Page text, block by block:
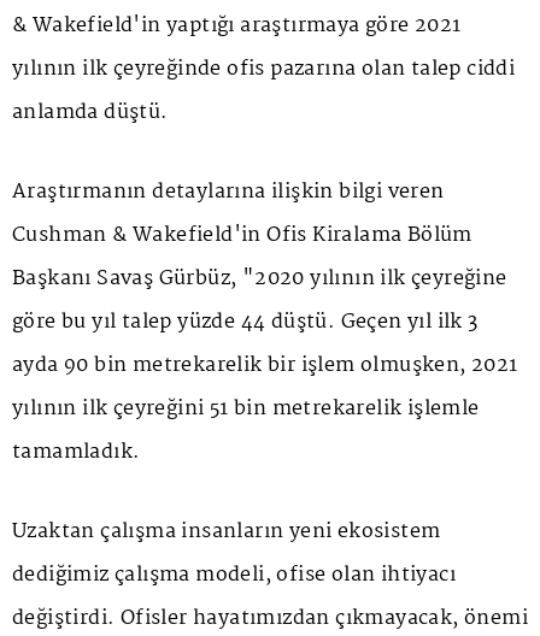
& Wakefield'in yaptığı araştırmaya göre 2021
yılının ilk çeyreğinde ofis pazarına olan talep ciddi
anlamda düştü.
Araştırmanın detaylarına ilişkin bilgi veren
Cushman & Wakefield'in Ofis Kiralama Bölüm
Başkanı Savaş Gürbüz, "2020 yılının ilk çeyreğine
göre bu yıl talep yüzde 44 düştü. Geçen yıl ilk 3
ayda 90 bin metrekarelik bir işlem olmuşken, 2021
yılının ilk çeyreğini 51 bin metrekarelik işlemle
tamamladık.
Uzaktan çalışma insanların yeni ekosistem
dediğimiz çalışma modeli, ofise olan ihtiyacı
değiştirdi. Ofisler hayatımızdan çıkmayacak, önemi